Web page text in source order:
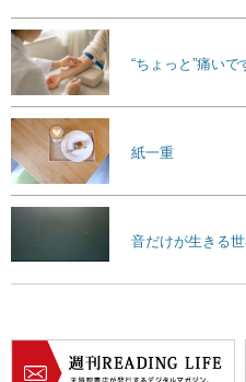
“ちょっと”痛いで
紙一重
音だけが生きる